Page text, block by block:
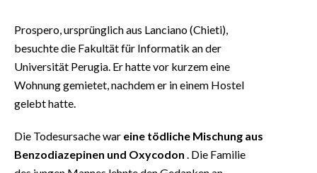
NECROLOGI
PUBBLICITÀ
STORE
Prospero, ursprünglich aus Lanciano (Chieti),
besuchte die Fakultät für Informatik an der
Universität Perugia. Er hatte vor kurzem eine
Wohnung gemietet, nachdem er in einem Hostel
gelebt hatte.
Die Todesursache war eine tödliche Mischung aus
Benzodiazepinen und Oxycodon . Die Familie